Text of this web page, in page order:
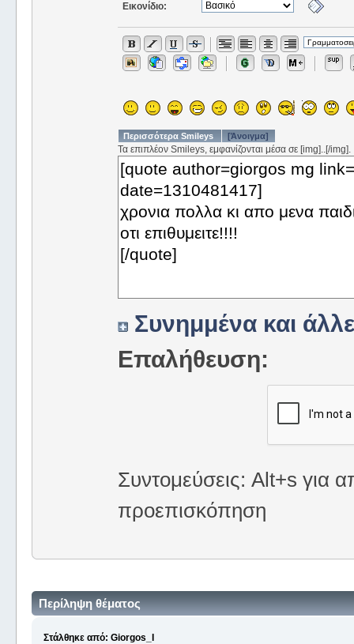
Εικονίδιο:
Περισσότερα Smileys [Άνοιγμα]
Τα επιπλέον Smileys, εμφανίζονται μέσα σε [img]..[/img].
Συνημμένα και
Επαλήθευση:
Συντομεύσεις: Alt+s για
προεπισκόπηση
Περίληψη θέματος
Στάλθηκε από: Giorgos_I